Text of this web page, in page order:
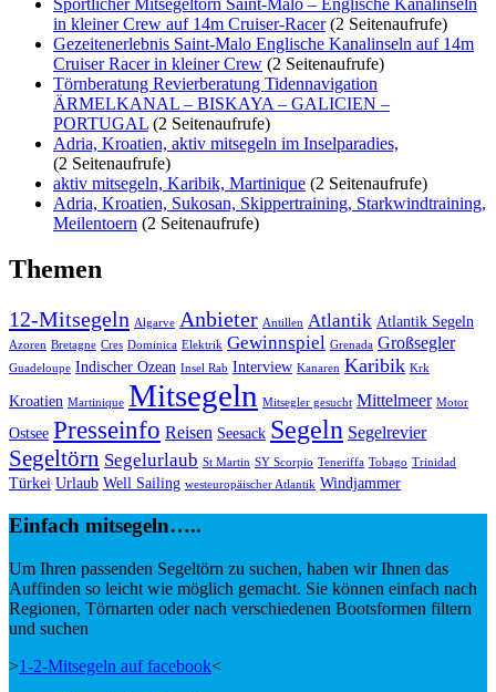
in kleiner Crew auf 14m Cruiser-Racer(2 Seitenaufrufe)
Gezeitenerlebnis Saint-Malo Englische Kanalinseln auf 14m
Cruiser Racer in kleiner Crew (2 Seitenaufrufe)
Törnberatung Revierberatung Tidennavigation
ÄRMELKANAL – BISKAYA – GALICIEN –
PORTUGAL (2 Seitenaufrufe)
Adria, Kroatien, aktiv mitsegeln im Inselparadies,
(2 Seitenaufrufe)
aktiv mitsegeln, Karibik, Martinique (2 Seitenaufrufe)
Adria, Kroatien, Sukosan, Skippertraining, Starkwindtraining,
Meilentoern (2 Seitenaufrufe)
Themen
12-Mitsegeln Algarve Anbieter Antillen Atlantik Atlantik Segeln
Azoren Bretagne Cres Dominica Elektrik Gewinnspiel Grenada Großsegler
Guadeloupe Indischer Ozean Insel Rab Interview Kanaren Karibik Krk
Kroatien Martinique Mitsegeln Mitsegler gesucht Mittelmeer Motor
Ostsee Presseinfo Reisen Seesack Segeln Segelrevier
Segeltörn Segelurlaub St Martin SY Scorpio Teneriffa Tobago Trinidad
Türkei Urlaub Well Sailing westeuropäischer Atlantik Windjammer
Einfach mitsegeln…..
Um Ihren passenden Segeltörn zu suchen, haben wir Ihnen das
Auffinden so leicht wie möglich gemacht. Sie können einfach nach
Regionen, Törnarten oder nach verschiedenen Bootsformen filtern
und suchen
>1-2-Mitsegeln auf facebook<